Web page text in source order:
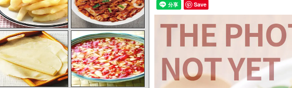
Save